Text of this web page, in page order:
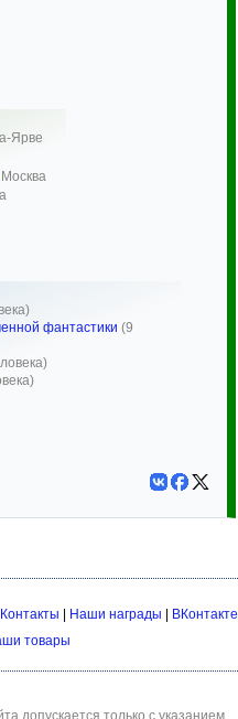
Ярве
Москва
фантастики (9
Контакты Наши награды
ВКонтакте
товары
допускается только с указанием